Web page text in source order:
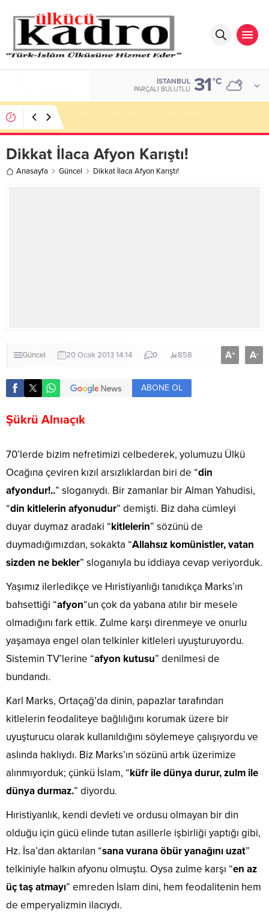
İSTANBUL
PARÇALI BULUTLU 31°C
Dikkat İlaca Afyon Karıştı!
Anasayfa Güncel Dikkat İlaca Afyon Karıştı!
Güncel 20 Ocak 2013 14:14 0 858 A+ A-
ABONE OL
Şükrü Alnıaçık
70’lerde bizim nefretimizi celbederek, yolumuzu Ülkü
Ocağına çeviren kızıl arsızlıklardan biri de “din
afyondur!..” sloganıydı. Bir zamanlar bir Alman Yahudisi,
“din kitlelerin afyonudur” demişti. Biz daha cümleyi
duyar duymaz aradaki “kitlelerin” sözünü de
duymadığımızdan, sokakta “Allahsız komünistler, vatan
sizden ne bekler” sloganıyla bu iddiaya cevap veriyorduk.
Yaşımız ilerledikçe ve Hıristiyanlığı tanıdıkça Marks’ın
bahsettiği “afyon“un çok da yabana atılır bir mesele
olmadığını fark ettik. Zulme karşı direnmeye ve onurlu
yaşamaya engel olan telkinler kitleleri uyuşturuyordu.
Sistemin TV’lerine “afyon kutusu” denilmesi de
bundandı.
Karl Marks, Ortaçağ’da dinin, papazlar tarafından
kitlelerin feodaliteye bağlılığını korumak üzere bir
uyuşturucu olarak kullanıldığını söylemeye çalışıyordu ve
aslında haklıydı. Biz Marks’ın sözünü artık üzerimize
alınmıyorduk; çünkü İslam, “küfr ile dünya durur, zulm ile
dünya durmaz.” diyordu.
Hıristiyanlık, kendi devleti ve ordusu olmayan bir din
olduğu için gücü elinde tutan asillerle işbirliği yaptığı gibi,
Hz. İsa’dan aktarılan “sana vurana öbür yanağını uzat”
telkiniyle halkın afyonu olmuştu. Oysa zulme karşı “en az
üç taş atmayı” emreden İslam dini, hem feodalitenin hem
de emperyalizmin ilacıydı.